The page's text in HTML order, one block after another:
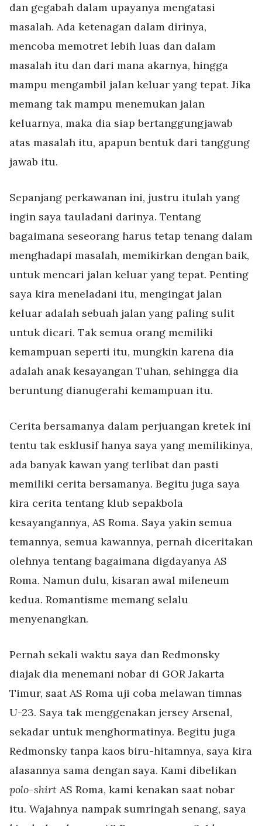
dan gegabah dalam upayanya mengatasi
masalah. Ada ketenagan dalam dirinya,
mencoba memotret lebih luas dan dalam
masalah itu dan dari mana akarnya, hingga
mampu mengambil jalan keluar yang tepat. Jika
memang tak mampu menemukan jalan
keluarnya, maka dia siap bertanggungjawab
atas masalah itu, apapun bentuk dari tanggung
jawab itu.
Sepanjang perkawanan ini, justru itulah yang
ingin saya tauladani darinya. Tentang
bagaimana seseorang harus tetap tenang dalam
menghadapi masalah, memikirkan dengan baik,
untuk mencari jalan keluar yang tepat. Penting
saya kira meneladani itu, mengingat jalan
keluar adalah sebuah jalan yang paling sulit
untuk dicari. Tak semua orang memiliki
kemampuan seperti itu, mungkin karena dia
adalah anak kesayangan Tuhan, sehingga dia
beruntung dianugerahi kemampuan itu.
Cerita bersamanya dalam perjuangan kretek ini
tentu tak esklusif hanya saya yang memilikinya,
ada banyak kawan yang terlibat dan pasti
memiliki cerita bersamanya. Begitu juga saya
kira cerita tentang klub sepakbola
kesayangannya, AS Roma. Saya yakin semua
temannya, semua kawannya, pernah diceritakan
olehnya tentang bagaimana digdayanya AS
Roma. Namun dulu, kisaran awal mileneum
kedua. Romantisme memang selalu
menyenangkan.
Pernah sekali waktu saya dan Redmonsky
diajak dia menemani nobar di GOR Jakarta
Timur, saat AS Roma uji coba melawan timnas
U-23. Saya tak menggenakan jersey Arsenal,
sekadar untuk menghormatinya. Begitu juga
Redmonsky tanpa kaos biru-hitamnya, saya kira
alasannya sama dengan saya. Kami dibelikan
polo-shirt AS Roma, kami kenakan saat nobar
itu. Wajahnya nampak sumringah senang, saya